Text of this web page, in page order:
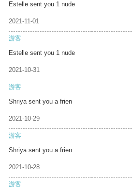
Estelle sent you 1 nude
2021-11-01
游客
Estelle sent you 1 nude
2021-10-31
游客
Shriya sent you a frien
2021-10-29
游客
Shriya sent you a frien
2021-10-28
游客